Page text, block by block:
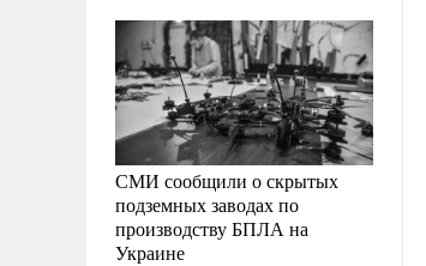
СМИ сообщили о скрытых
подземных заводах по
производству БПЛА на
Украине